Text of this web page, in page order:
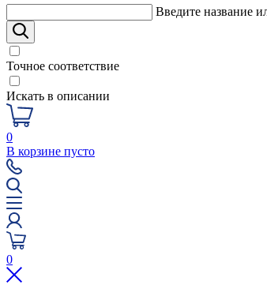
Введите название
Точное соответствие
Искать в описании
0
В корзине пусто
0